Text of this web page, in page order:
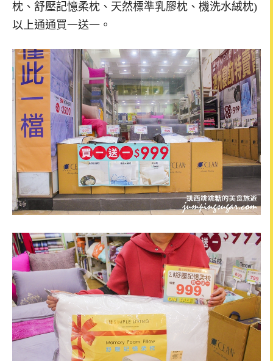
枕、舒壓記憶柔枕、天然標準乳膠枕、機洗水絨枕)
以上通通買一送一。